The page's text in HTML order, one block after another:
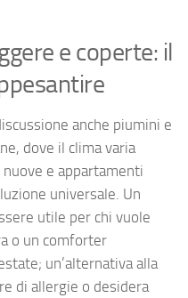
e coperte: il
anche piumini e
dove il clima varia
e appartamenti
universale. Un
utile per chi vuole
o un comforter
un’alternativa alla
di allergie o desidera